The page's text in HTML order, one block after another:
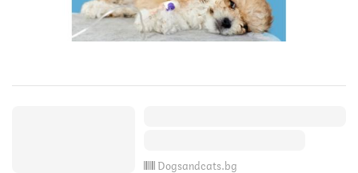
Dogsandcats.bg